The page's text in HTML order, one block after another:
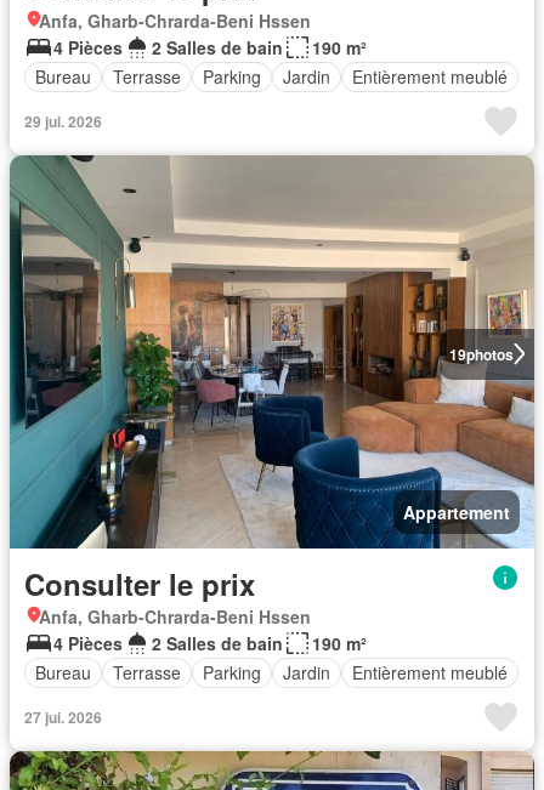
Anfa, Gharb-Chrarda-Beni Hssen
4 Pièces
2 Salles de bain
190 m²
Bureau
Terrasse Parking Jardin Entièrement meublé
29 jui. 2026
19photos
Appartement
Consulter le prix
Anfa, Gharb-Chrarda-Beni Hssen
4 Pièces
2 Salles de bain
190 m²
Bureau
Terrasse Parking Jardin Entièrement meublé
27 jui. 2026